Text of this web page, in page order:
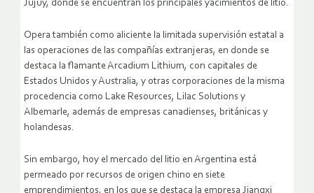
Jujuy, donde se encuentran los principales yacimientos de litio.
Opera también como aliciente la limitada supervisión estatal a
las operaciones de las compañías extranjeras, en donde se
destaca la flamante Arcadium Lithium, con capitales de
Estados Unidos y Australia, y otras corporaciones de la misma
procedencia como Lake Resources, Lilac Solutions y
Albemarle, además de empresas canadienses, británicas y
holandesas.
Sin embargo, hoy el mercado del litio en Argentina está
permeado por recursos de origen chino en siete
emprendimientos, en los que se destaca la empresa Jiangxi